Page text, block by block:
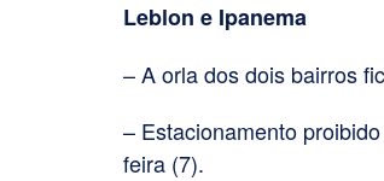
Leblon e Ipanema
– A orla dos dois bairros
– Estacionamento
feira (7).